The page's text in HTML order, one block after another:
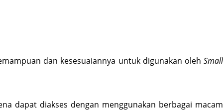
dan kesesuaiannya untuk digunakan oleh Small
dapat diakses dengan menggunakan berbagai macam